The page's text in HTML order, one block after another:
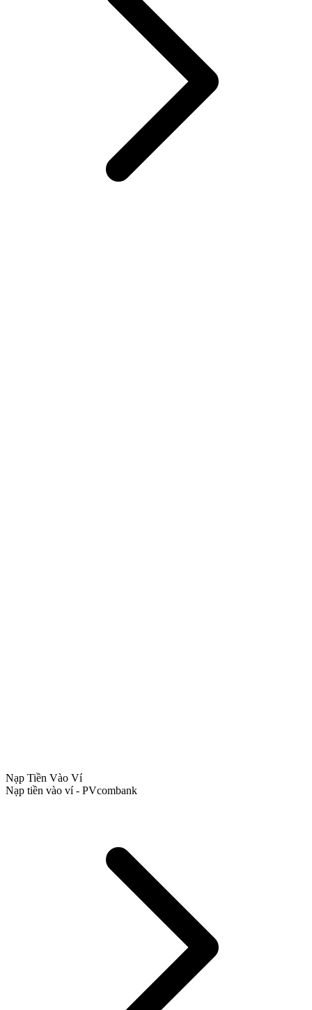
Nạp Tiền Vào Ví
Nạp tiền vào ví - PVcombank